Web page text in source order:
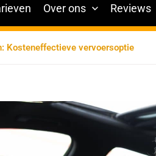
Over ons Reviews
Kosteneffectieve vervoersoptie